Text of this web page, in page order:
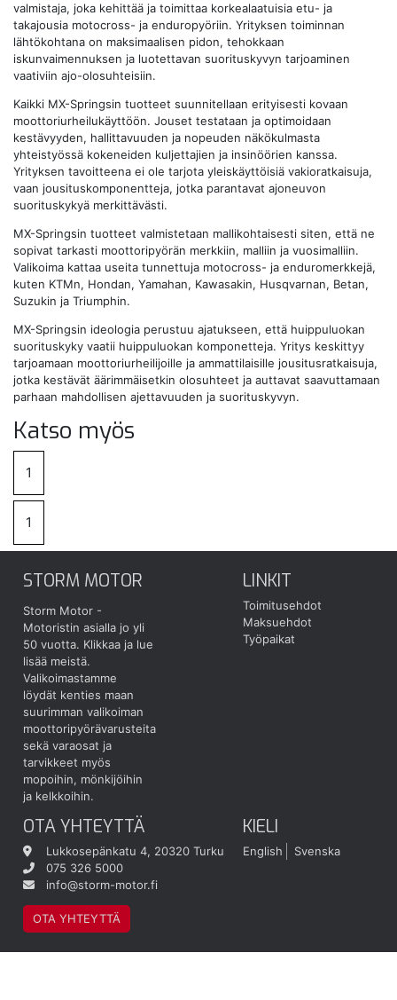
valmistaja, joka kehittää ja toimittaa korkealaatuisia etu- ja
takajousia motocross- ja enduropyöriin. Yrityksen toiminnan
lähtökohtana on maksimaalisen pidon, tehokkaan
iskunvaimennuksen ja luotettavan suorituskyvyn tarjoaminen
vaativiin ajo-olosuhteisiin.
Kaikki MX-Springsin tuotteet suunnitellaan erityisesti kovaan
moottoriurheilukäyttöön. Jouset testataan ja optimoidaan
kestävyyden, hallittavuuden ja nopeuden näkökulmasta
yhteistyössä kokeneiden kuljettajien ja insinöörien kanssa.
Yrityksen tavoitteena ei ole tarjota yleiskäyttöisiä vakioratkaisuja,
vaan jousituskomponentteja, jotka parantavat ajoneuvon
suorituskykyä merkittävästi.
MX-Springsin tuotteet valmistetaan mallikohtaisesti siten, että ne
sopivat tarkasti moottoripyörän merkkiin, malliin ja vuosimalliin.
Valikoima kattaa useita tunnettuja motocross- ja enduromerkkejä,
kuten KTMn, Hondan, Yamahan, Kawasakin, Husqvarnan, Betan,
Suzukin ja Triumphin.
MX-Springsin ideologia perustuu ajatukseen, että huippuluokan
suorituskyky vaatii huippuluokan komponetteja. Yritys keskittyy
tarjoamaan moottoriurheilijoille ja ammattilaisille jousitusratkaisuja,
jotka kestävät äärimmäisetkin olosuhteet ja auttavat saavuttamaan
parhaan mahdollisen ajettavuuden ja suorituskyvyn.
Katso myös
1
1
STORM MOTOR
Storm Motor -
Motoristin asialla jo yli
50 vuotta. Klikkaa ja lue
lisää meistä.
Valikoimastamme
löydät kenties maan
suurimman valikoiman
moottoripyörävarusteita
sekä varaosat ja
tarvikkeet myös
mopoihin, mönkijöihin
ja kelkkoihin.
LINKIT
Toimitusehdot
Maksuehdot
Työpaikat
OTA YHTEYTTÄ
Lukkosepänkatu 4, 20320 Turku
075 326 5000
info@storm-motor.fi
OTA YHTEYTTÄ
KIELI
English Svenska